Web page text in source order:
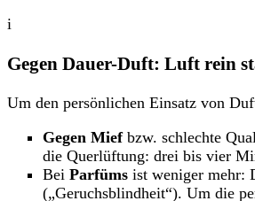
i
Gegen Dauer-Duft: Luft rein
Um den persönlichen Einsatz von
Gegen Miefbzw. schlechte
die Querlüftung: drei bis vier
Bei Parfüms ist weniger mehr:
(„Geruchsblindheit“). Um die